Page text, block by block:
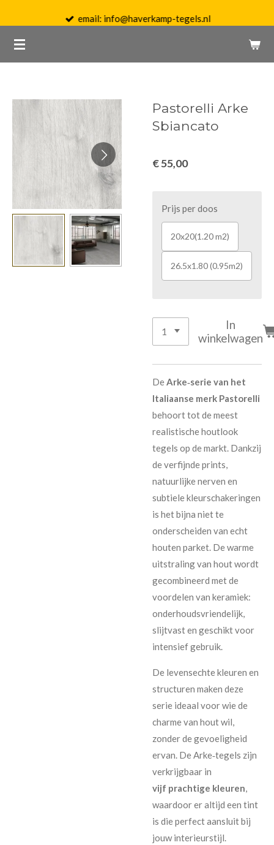
naar
de
email: info@haverkamp-tegels.nl
Pastorelli Arke
Sbiancato
€ 55,00
Prijs per doos
20x20(1.20 m2)
26.5x1.80 (0.95m2)
In
winkelwagen
DeArke‑serie van het
Italiaanse merk Pastorelli
behoort tot de meest
realistische houtlook
tegels op de markt. Dankzij
de verfijnde prints,
natuurlijke nerven en
subtiele kleurschakeringen
is het bijna niet te
onderscheiden van echt
houten parket. De warme
uitstraling van hout wordt
gecombineerd met de
voordelen van keramiek:
onderhoudsvriendelijk,
slijtvast en geschikt voor
intensief gebruik.
De levensechte kleuren en
structuren maken deze
serie ideaal voor wie de
charme van hout wil,
zonder de gevoeligheid
ervan. De Arke‑tegels zijn
verkrijgbaar in
vijf prachtige kleuren,
waardoor er altijd een tint
is die perfect aansluit bij
jouw interieurstijl.